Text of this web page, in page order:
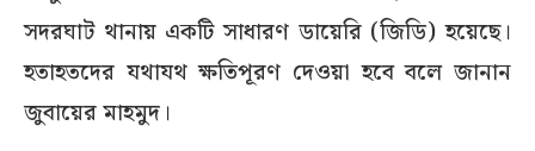
সদরঘাট থানায় একটি সাধারণ ডায়েরি (জিডি) হয়েছে।
হতাহতদের যথাযথ ক্ষতিপূরণ দেওয়া হবে বলে জানান
জুবায়ের মাহমুদ।